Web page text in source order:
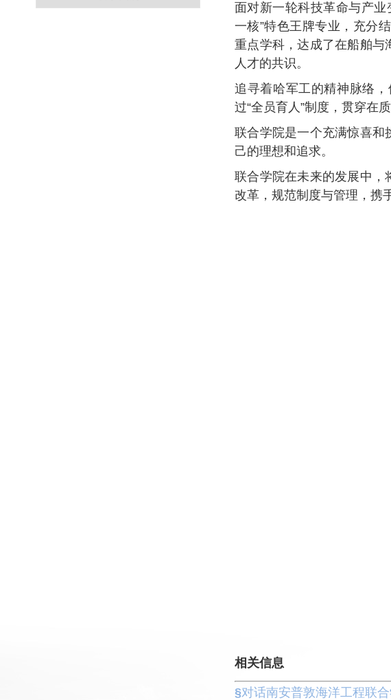
面对新一轮科技革命与产业
一核”特色王牌专业，充分
重点学科，达成了在船舶与
人才的共识。
追寻着哈军工的精神脉络
过“全员育人”制度，贯穿在
联合学院是一个充满惊喜和
己的理想和追求。
联合学院在未来的发展中，
改革，规范制度与管理，携
相关信息
§对话南安普敦海洋工程联合